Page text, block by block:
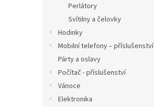
Perlátory
Svítilny a čelovky
Hodinky
Mobilní telefony – příslušenství
Párty a oslavy
Počítač - příslušenství
Vánoce
Elektronika